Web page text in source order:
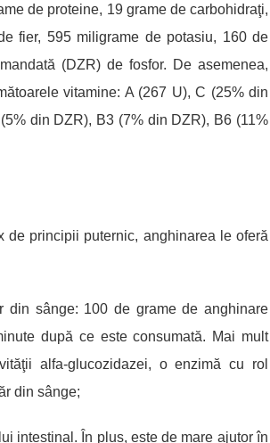
de proteine, 19 grame de carbohidraţi,
fier, 595 miligrame de potasiu, 160 de
(DZR) de fosfor. De asemenea,
vitamine: A (267 U), C (25% din
din DZR), B3 (7% din DZR), B6 (11%
de principii puternic, anghinarea le oferă
din sânge: 100 de grame de anghinare
inute după ce este consumată. Mai mult
alfa-glucozidazei, o enzimă cu rol
din sânge;
intestinal. În plus, este de mare ajutor în